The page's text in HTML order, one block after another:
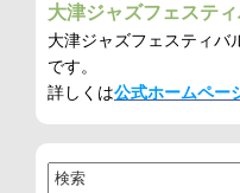
大津ジャズフェステ
大津ジャズフェスティバ
です。
詳しくは公式ホームペー